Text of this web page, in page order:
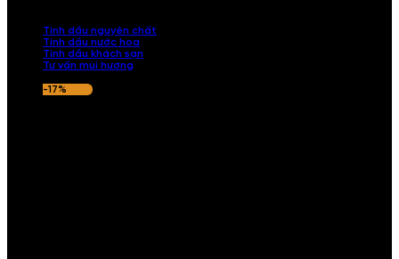
Tinh dầu nguyên chất
Tinh dầu nước hoa
Tinh dầu khách sạn
Tư vấn mùi hương
-17%